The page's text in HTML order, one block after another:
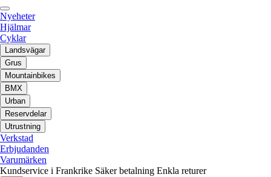
Nyeheter
Hjälmar
Cyklar
Landsvägar
Grus
Mountainbikes
BMX
Urban
Reservdelar
Utrustning
Verkstad
Erbjudanden
Varumärken
Kundservice i Frankrike Säker betalning Enkla returer